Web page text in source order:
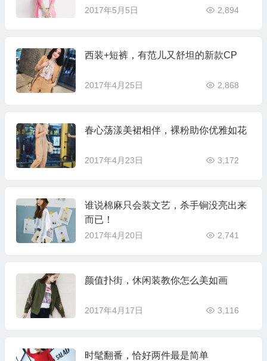
2017年5月5日 2,894
西装+短裤，有范儿又舒坦的新款CP
2017年4月25日 2,868
春心荡漾美裙相伴，裸粉助你优雅如花
2017年4月23日 3,172
谁说棉麻只会装文艺，杀手锏没亮出来
而已！
2017年4月20日 2,741
颜值扑街，休闲装教你怎么美如画
2017年4月17日 3,116
时髦翻番，恰好两件最是简单